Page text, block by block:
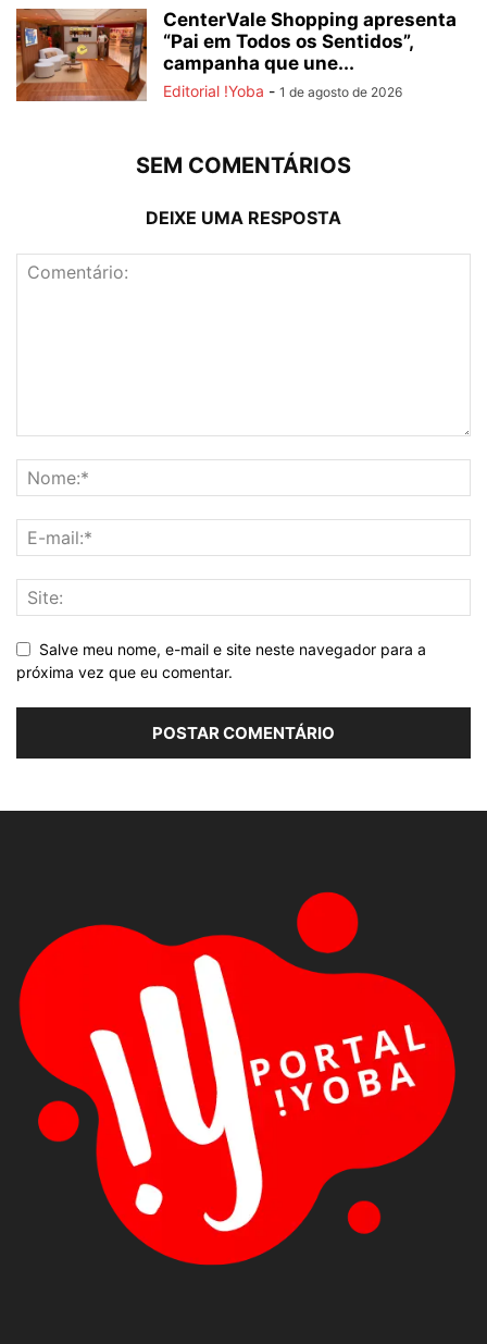
CenterVale Shopping apresenta
“Pai em Todos os Sentidos”,
campanha que une...
Editorial !Yoba - 1 de agosto de 2026
SEM COMENTÁRIOS
DEIXE UMA RESPOSTA
Salve meu nome, e-mail e site neste navegador para a
próxima vez que eu comentar.